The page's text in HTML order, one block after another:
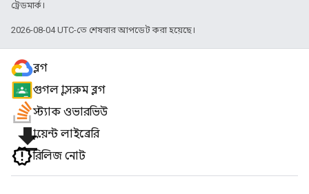
ট্রেডমার্ক।
2026-08-04 UTC-তে শেষবার আপডেট করা হয়েছে।
ব্লগ
গুগল ক্লাসরুম ব্লগ
স্ট্যাক ওভারভিউ
file_downloadক্লায়েন্ট লাইব্রেরি
রিলিজ নোট